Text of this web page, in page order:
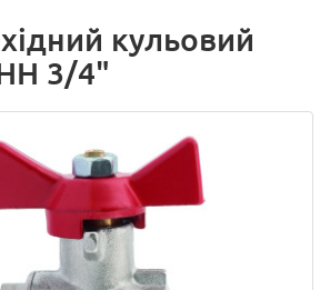
кульовий
3/4"